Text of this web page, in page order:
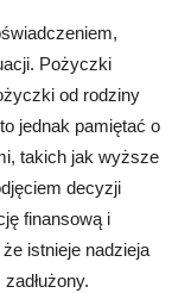
Pożyczki
od rodziny
jednak pamiętać o
takich jak wyższe
decyzji
finansową i
istnieje nadzieja